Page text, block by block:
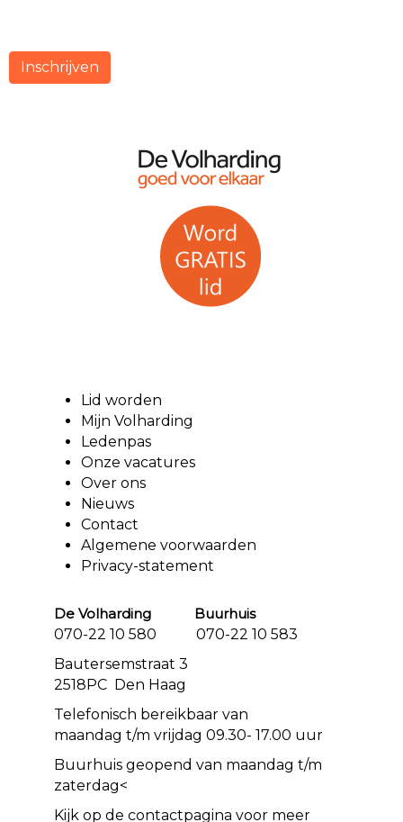
Inschrijven
Lid worden
Mijn Volharding
Ledenpas
Onze vacatures
Over ons
Nieuws
Contact
Algemene voorwaarden
Privacy-statement
De Volharding Buurhuis
070-22 10 580 070-22 10 583
Bautersemstraat 3
2518PC Den Haag
Telefonisch bereikbaar van
maandag t/m vrijdag 09.30- 17.00 uur
Buurhuis geopend van maandag t/m
zaterdag<
Kijk op de contactpagina voor meer